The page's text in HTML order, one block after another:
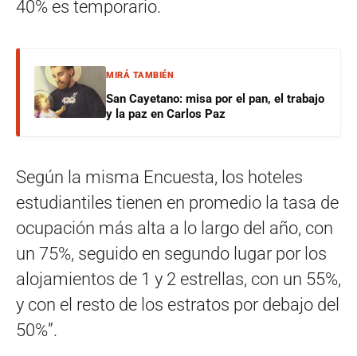
40% es temporario.
MIRÁ TAMBIÉN
San Cayetano: misa por el pan, el trabajo
y la paz en Carlos Paz
Según la misma Encuesta, los hoteles
estudiantiles tienen en promedio la tasa de
ocupación más alta a lo largo del año, con
un 75%, seguido en segundo lugar por los
alojamientos de 1 y 2 estrellas, con un 55%,
y con el resto de los estratos por debajo del
50%”.